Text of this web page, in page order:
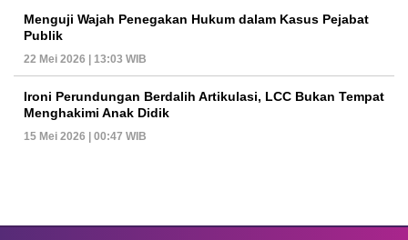
Menguji Wajah Penegakan Hukum dalam Kasus Pejabat
Publik
22 Mei 2026 | 13:03 WIB
Ironi Perundungan Berdalih Artikulasi, LCC Bukan Tempat
Menghakimi Anak Didik
15 Mei 2026 | 00:47 WIB